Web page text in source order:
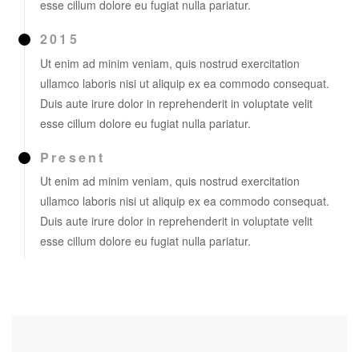
esse cillum dolore eu fugiat nulla pariatur.
2015
Ut enim ad minim veniam, quis nostrud exercitation
ullamco laboris nisi ut aliquip ex ea commodo consequat.
Duis aute irure dolor in reprehenderit in voluptate velit
esse cillum dolore eu fugiat nulla pariatur.
Present
Ut enim ad minim veniam, quis nostrud exercitation
ullamco laboris nisi ut aliquip ex ea commodo consequat.
Duis aute irure dolor in reprehenderit in voluptate velit
esse cillum dolore eu fugiat nulla pariatur.